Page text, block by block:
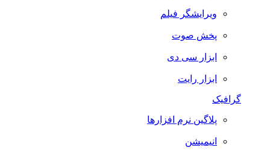
ویرایشگر فیلم
پخش صوت
ابزار سی دی
ابزار رایت
گرافیک
پلاگین نرم افزارها
انیمیشن